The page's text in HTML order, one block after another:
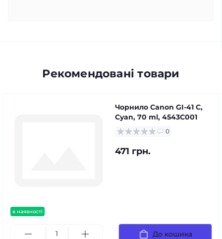
Рекомендовані товари
в наявності
Чорнило Canon GI-41 C,
Cyan, 70 ml, 4543C001
0
471 грн.
До кошика